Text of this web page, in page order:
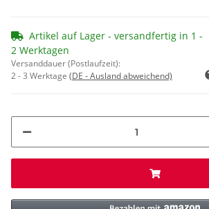
Artikel auf Lager - versandfertig in 1 -
2 Werktagen
Versanddauer (Postlaufzeit):
2 - 3 Werktage (DE - Ausland abweichend)